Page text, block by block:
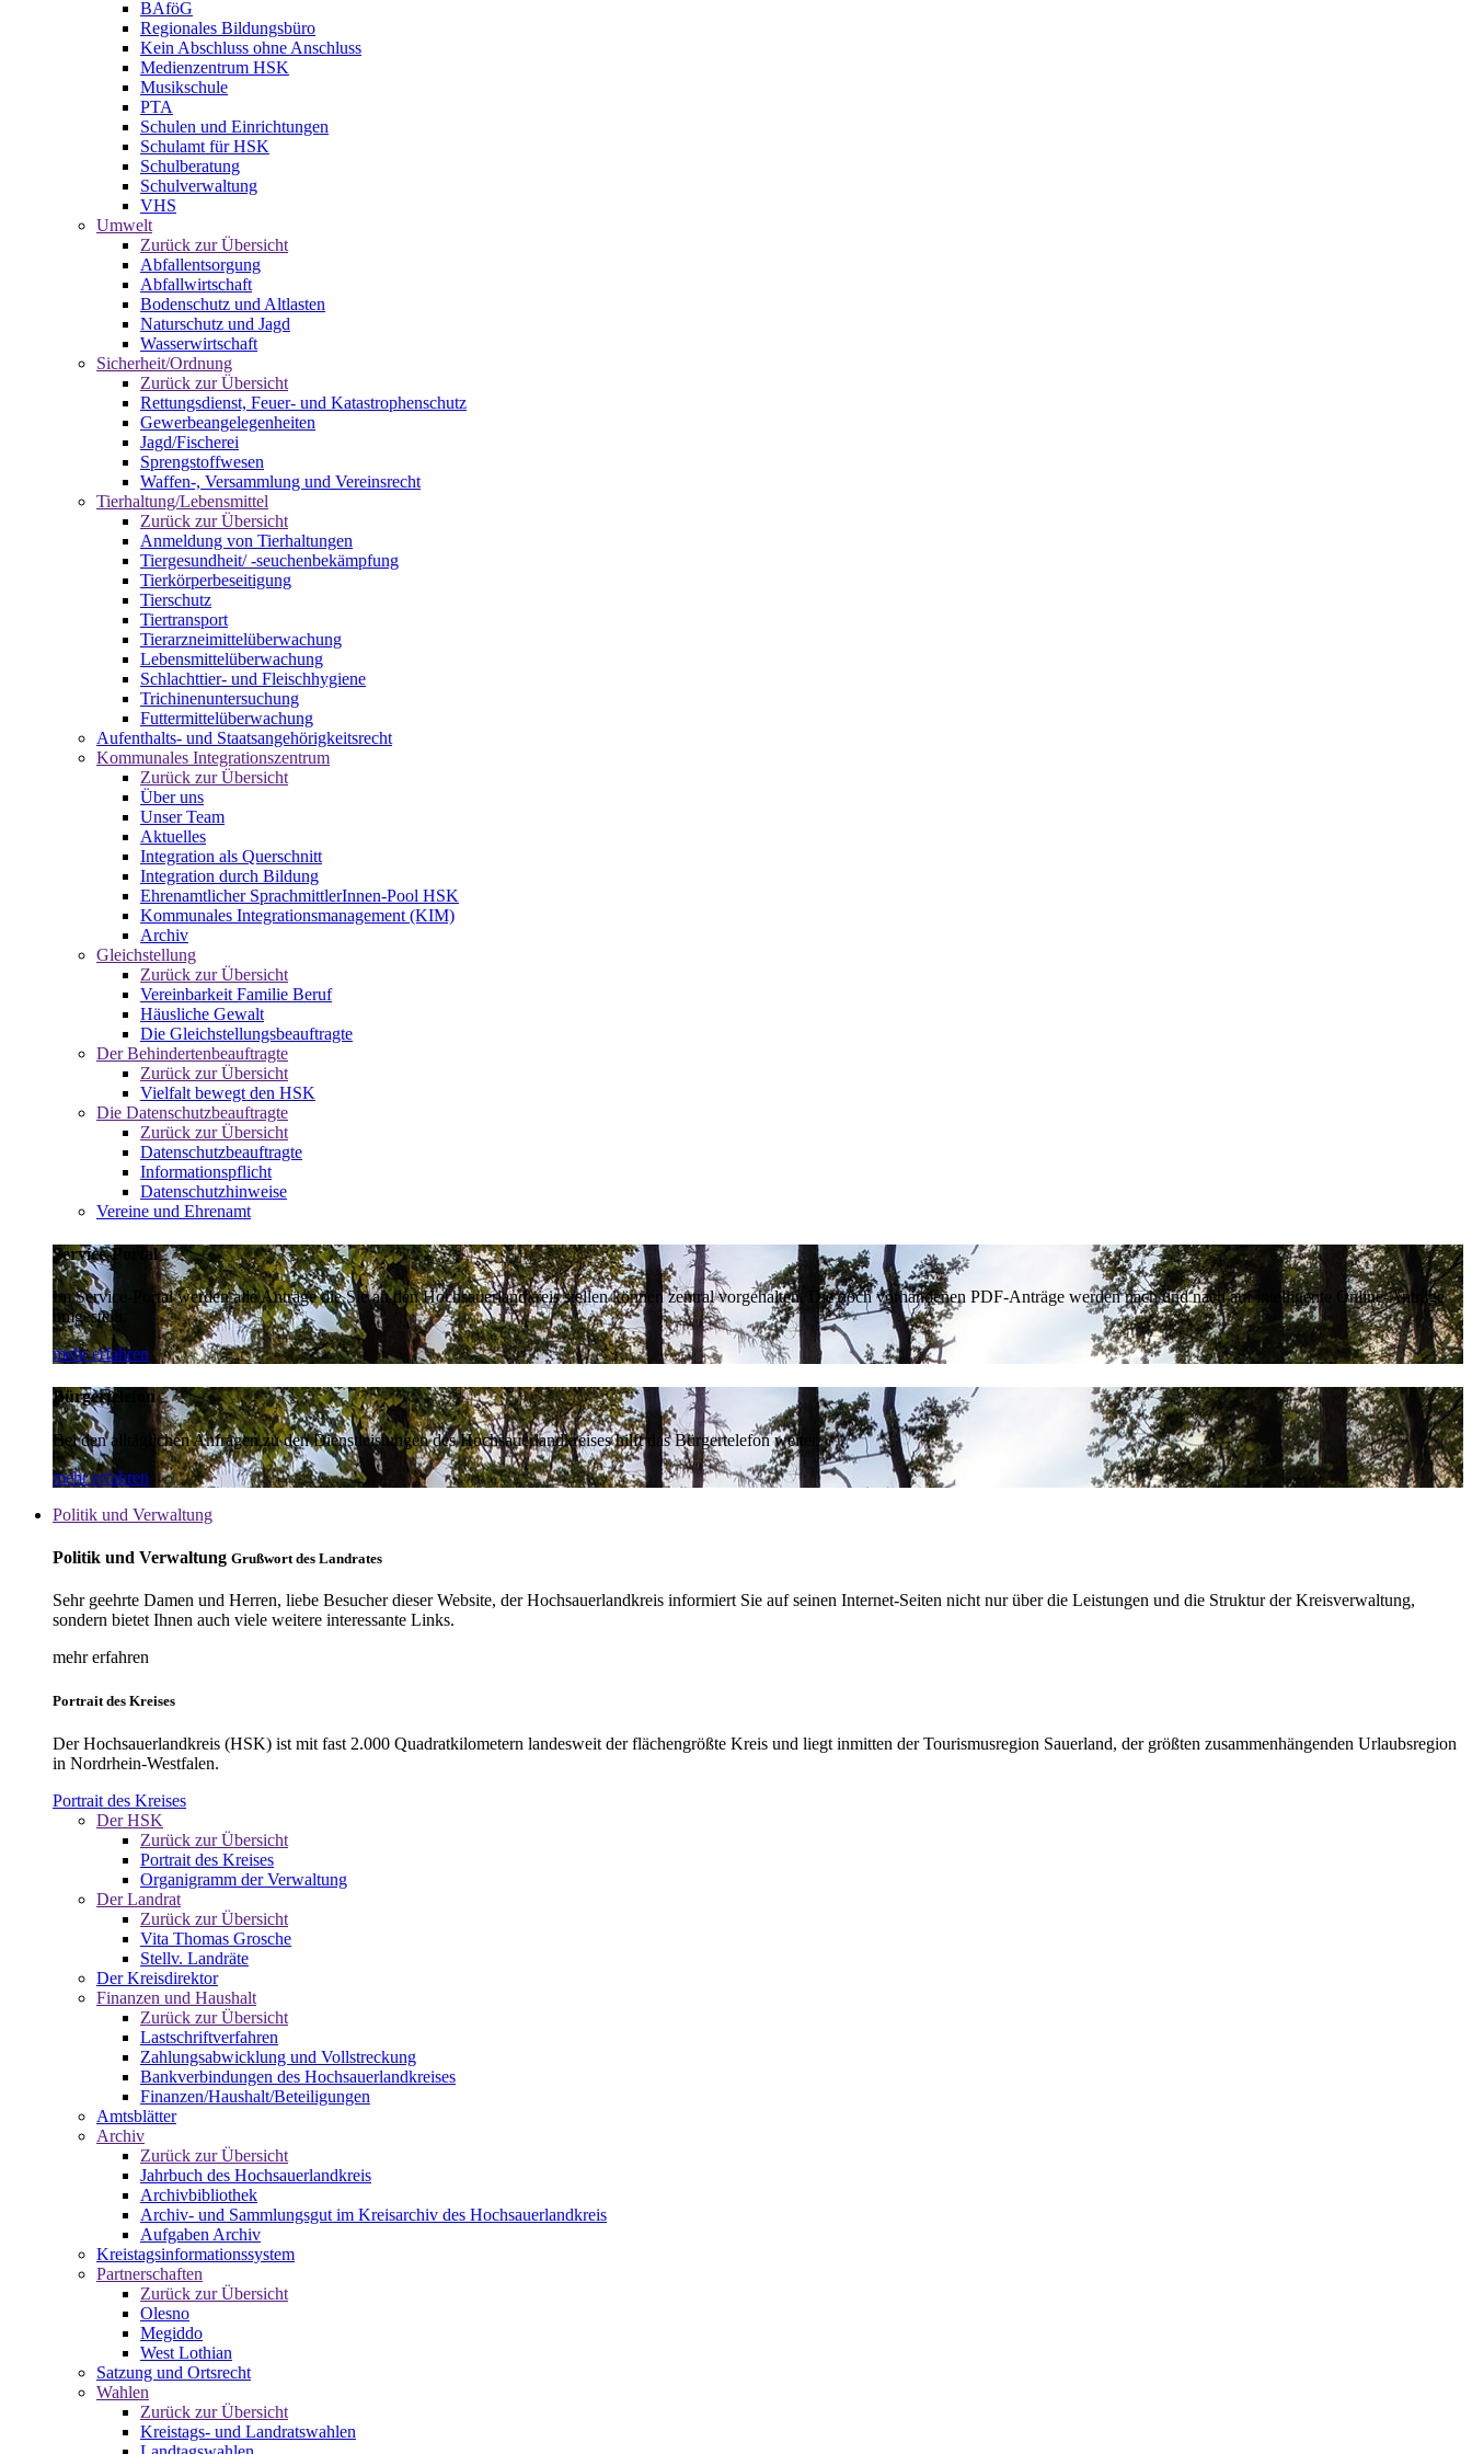
BAföG
Regionales Bildungsbüro
Kein Abschluss ohne Anschluss
Medienzentrum HSK
Musikschule
PTA
Schulen und Einrichtungen
Schulamt für HSK
Schulberatung
Schulverwaltung
VHS
Umwelt
Zurück zur Übersicht
Abfallentsorgung
Abfallwirtschaft
Bodenschutz und Altlasten
Naturschutz und Jagd
Wasserwirtschaft
Sicherheit/Ordnung
Zurück zur Übersicht
Rettungsdienst, Feuer- und Katastrophenschutz
Gewerbeangelegenheiten
Jagd/Fischerei
Sprengstoffwesen
Waffen-, Versammlung und Vereinsrecht
Tierhaltung/Lebensmittel
Zurück zur Übersicht
Anmeldung von Tierhaltungen
Tiergesundheit/ -seuchenbekämpfung
Tierkörperbeseitigung
Tierschutz
Tiertransport
Tierarzneimittelüberwachung
Lebensmittelüberwachung
Schlachttier- und Fleischhygiene
Trichinenuntersuchung
Futtermittelüberwachung
Aufenthalts- und Staatsangehörigkeitsrecht
Kommunales Integrationszentrum
Zurück zur Übersicht
Über uns
Unser Team
Aktuelles
Integration als Querschnitt
Integration durch Bildung
Ehrenamtlicher SprachmittlerInnen-Pool HSK
Kommunales Integrationsmanagement (KIM)
Archiv
Gleichstellung
Zurück zur Übersicht
Vereinbarkeit Familie Beruf
Häusliche Gewalt
Die Gleichstellungsbeauftragte
Der Behindertenbeauftragte
Zurück zur Übersicht
Vielfalt bewegt den HSK
Die Datenschutzbeauftragte
Zurück zur Übersicht
Datenschutzbeauftragte
Informationspflicht
Datenschutzhinweise
Vereine und Ehrenamt
Service-Portal
Im Service-Portal werden alle Anträge die Sie an den Hochsauerlandkreis stellen können zentral vorgehalten. Die noch vorhandenen PDF-Anträge werden nach und nach auf intelligente Online-Anträge
umgestellt.
mehr erfahren
Bürgertelefon
Bei den alltäglichen Anfragen zu den Dienstleistungen des Hochsauerlandkreises hilft das Bürgertelefon weiter.
mehr erfahren
Politik und Verwaltung
Politik und Verwaltung Grußwort des Landrates
Sehr geehrte Damen und Herren, liebe Besucher dieser Website, der Hochsauerlandkreis informiert Sie auf seinen Internet-Seiten nicht nur über die Leistungen und die Struktur der Kreisverwaltung,
sondern bietet Ihnen auch viele weitere interessante Links.
mehr erfahren
Portrait des Kreises
Der Hochsauerlandkreis (HSK) ist mit fast 2.000 Quadratkilometern landesweit der flächengrößte Kreis und liegt inmitten der Tourismusregion Sauerland, der größten zusammenhängenden Urlaubsregion
in Nordrhein-Westfalen.
Portrait des Kreises
Der HSK
Zurück zur Übersicht
Portrait des Kreises
Organigramm der Verwaltung
Der Landrat
Zurück zur Übersicht
Vita Thomas Grosche
Stellv. Landräte
Der Kreisdirektor
Finanzen und Haushalt
Zurück zur Übersicht
Lastschriftverfahren
Zahlungsabwicklung und Vollstreckung
Bankverbindungen des Hochsauerlandkreises
Finanzen/Haushalt/Beteiligungen
Amtsblätter
Archiv
Zurück zur Übersicht
Jahrbuch des Hochsauerlandkreis
Archivbibliothek
Archiv- und Sammlungsgut im Kreisarchiv des Hochsauerlandkreis
Aufgaben Archiv
Kreistagsinformationssystem
Partnerschaften
Zurück zur Übersicht
Olesno
Megiddo
West Lothian
Satzung und Ortsrecht
Wahlen
Zurück zur Übersicht
Kreistags- und Landratswahlen